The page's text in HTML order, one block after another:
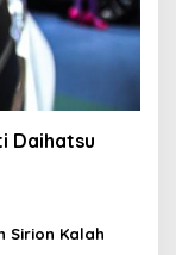
Daihatsu
Sirion Kalah